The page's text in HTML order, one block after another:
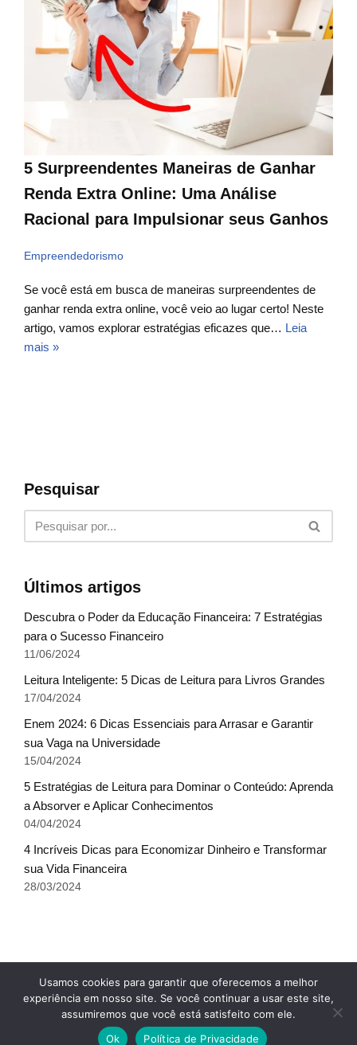
5 Surpreendentes Maneiras de Ganhar
Renda Extra Online: Uma Análise
Racional para Impulsionar seus Ganhos
Empreendedorismo
Se você está em busca de maneiras surpreendentes de
ganhar renda extra online, você veio ao lugar certo! Neste
artigo, vamos explorar estratégias eficazes que… Leia
mais »
Pesquisar
Últimos artigos
Descubra o Poder da Educação Financeira: 7 Estratégias
para o Sucesso Financeiro
11/06/2024
Leitura Inteligente: 5 Dicas de Leitura para Livros Grandes
17/04/2024
Enem 2024: 6 Dicas Essenciais para Arrasar e Garantir
sua Vaga na Universidade
15/04/2024
5 Estratégias de Leitura para Dominar o Conteúdo: Aprenda
a Absorver e Aplicar Conhecimentos
04/04/2024
4 Incríveis Dicas para Economizar Dinheiro e Transformar
sua Vida Financeira
28/03/2024
Fale conosco
Glossário do Sucesso
Política de Privacidade
Sobre Nós Termos de uso
© Escala do Sucesso - TODOS OS DIREITOS
x
Usamos cookies para garantir que oferecemos a melhor
experiência em nosso site. Se você continuar a usar este site,
assumiremos que você está satisfeito com ele.
Ok
Política de Privacidade